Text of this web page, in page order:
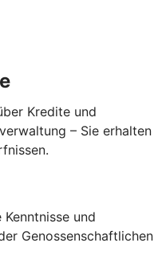
Kredite und
– Sie erhalten
und
Genossenschaftlichen